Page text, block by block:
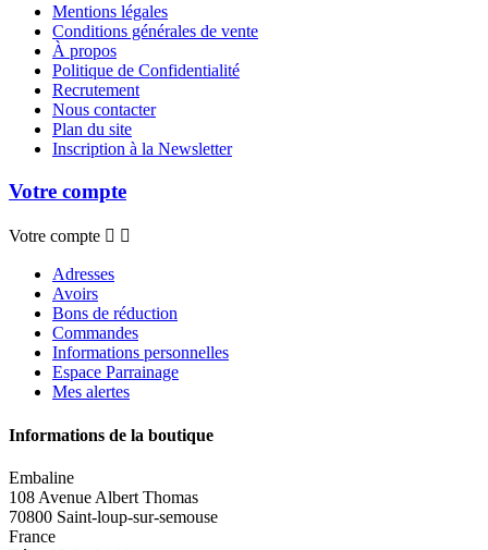
Mentions légales
Conditions générales de vente
À propos
Politique de Confidentialité
Recrutement
Nous contacter
Plan du site
Inscription à la Newsletter
Votre compte
Votre compte  
Adresses
Avoirs
Bons de réduction
Commandes
Informations personnelles
Espace Parrainage
Mes alertes
Informations de la boutique
Embaline
108 Avenue Albert Thomas
70800 Saint-loup-sur-semouse
France